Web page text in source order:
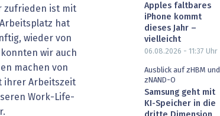
zufrieden ist mit
hat
wieder von
wir auch
machen von
ihrer Arbeitszeit
Work-Life-
Apples faltbares
iPhone kommt
dieses Jahr –
vielleicht
06.08.2026 - 11:37 Uhr
Ausblick auf zHBM und
zNAND-O
Samsung geht mit
KI-Speicher in die